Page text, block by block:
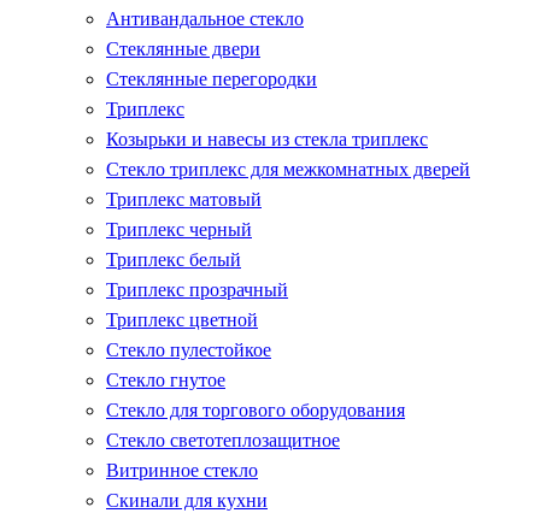
Антивандальное стекло
Стеклянные двери
Стеклянные перегородки
Триплекс
Козырьки и навесы из стекла триплекс
Стекло триплекс для межкомнатных дверей
Триплекс матовый
Триплекс черный
Триплекс белый
Триплекс прозрачный
Триплекс цветной
Стекло пулестойкое
Стекло гнутое
Стекло для торгового оборудования
Стекло светотеплозащитное
Витринное стекло
Скинали для кухни